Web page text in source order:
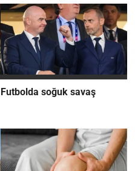
Futbolda soğuk savaş